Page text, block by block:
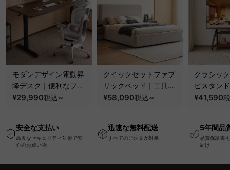
モダンデザイン電動昇
降デスク｜便利なフッ
ク・コンセント・
ー機能搭載ワークデス
ク
¥29,990税込~
クイックセットファブ
リックベッド｜工具不
要で組み立てられるク
¥58,090税込~
クラシッ
ビスタン
100kgの
¥41,590
安全な支払い
高度なセキュリティ対策で安
心のお買い物
迅速な無料配送
すべてのご注文が対象
5年間品
品質保証書
届け